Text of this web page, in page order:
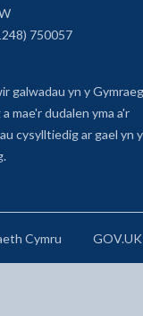
750057
galwadau yn y
mae'r dudalen yma a'r
cysylltiedig ar gael yn y
Cymru GOV.UK